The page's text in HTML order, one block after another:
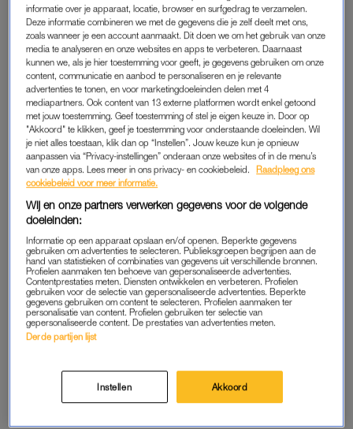
voor hen onbekende man de zaak in, vertelt Luuk, mede-
eigenaar van Petticoat. “Na een paar keer te hebben gevraagd
of we hem konden helpen, zei hij: ‘Nee, jullie kunnen mij niet
helpen.’ Dat is natuurlijk al een aparte manier om een vraag te
beantwoorden.”
De man trekt twee messen. “Je weet niet wat je moet doen”,
zegt medewerker Liv. “Moet je boos tegen hem doen? Moet je
naar hem luisteren?” Ze kiezen voor het laatste, staan op en
lopen naar de achterkant van de zaak. Liv: “Het enige wat hij
zei was wat hij wilde, dat het vies kon worden en dat hij een
rugzak meehad met explosieven. Hij beweerde dat het
gebouwen hier in de buurt opgeblazen zouden kunnen
worden.”
MELDING MAKEN
De man draagt één van hen op om 112 te bellen en
wordt ingezet. Niet veel later wordt Gerrie, de moeder van
Corné, gebeld. “Het was één van onze dochters. Ze zei:
informatie over je apparaat, locatie, browser en surfgedrag te verzamelen.
Deze informatie combineren we met de gegevens die je zelf deelt met ons,
zoals wanneer je een account aanmaakt. Dit doen we om het gebruik van onze
media te analyseren en onze websites en apps te verbeteren. Daarnaast
kunnen we, als je hier toestemming voor geeft, je gegevens gebruiken om onze
content, communicatie en aanbod te personaliseren en je relevante
advertenties te tonen, en voor marketingdoeleinden delen met 4
mediapartners. Ook content van 13 externe platformen wordt enkel getoond
met jouw toestemming. Geef toestemming of stel je eigen keuze in. Door op
"Akkoord" te klikken, geef je toestemming voor onderstaande doeleinden. Wil
je niet alles toestaan, klik dan op “Instellen”. Jouw keuze kun je opnieuw
aanpassen via “Privacy-instellingen” onderaan onze websites of in de menu’s
van onze apps. Lees meer in ons privacy- en cookiebeleid.
Raadpleeg ons
cookiebeleid voor meer informatie.
Wij en onze partners verwerken gegevens voor de volgende
doeleinden:
Informatie op een apparaat opslaan en/of openen. Beperkte gegevens
gebruiken om advertenties te selecteren. Publieksgroepen begrijpen aan de
hand van statistieken of combinaties van gegevens uit verschillende bronnen.
Profielen aanmaken ten behoeve van gepersonaliseerde advertenties.
Contentprestaties meten. Diensten ontwikkelen en verbeteren. Profielen
gebruiken voor de selectie van gepersonaliseerde advertenties. Beperkte
gegevens gebruiken om content te selecteren. Profielen aanmaken ter
personalisatie van content. Profielen gebruiken ter selectie van
gepersonaliseerde content. De prestaties van advertenties meten.
Derde partijen lijst
Instellen Akkoord